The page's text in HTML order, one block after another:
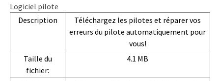
Logiciel pilote
Description
Téléchargez les pilotes et réparer vos
erreurs du pilote automatiquement pour
vous!
Taille du
fichier:
4.1 MB